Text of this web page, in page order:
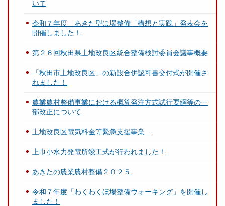
いて
令和７年度 あきた型ほ場整備「構想と実践」発表会を
開催しました！
第２６回秋田県土地改良区統合整備検討委員会議事概要
「秋田市土地改良区」の新設合併認可書交付式が開催さ
れました！
農業農村整備事業における概算発注方式試行要綱等の一
部改正について
土地改良区電気料金等緊急支援事業
上巾小水力発電所竣工式が行われました！
あきたの農業農村整備２０２５
令和７年度「わくわくほ場整備ウォーキング」を開催し
ました！